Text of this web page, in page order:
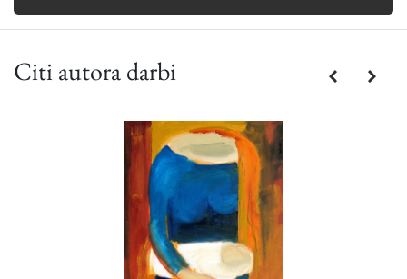
Citi autora darbi PreviousNext